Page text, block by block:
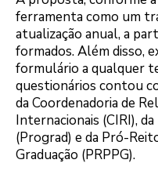
ferramenta como um
atualização anual, a
formados. Além disso,
formulário a qualquer
questionários contou
da Coordenadoria de
Internacionais (CIRI),
(Prograd) e da Pró-
Graduação (PRPPG).